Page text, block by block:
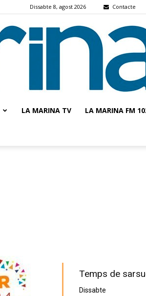
Dissabte 8, agost 2026 Contacte
LA MARINA TV LA MARINA FM
Temps de
Dissabte